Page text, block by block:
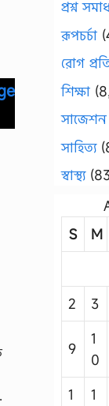
প্রশ্ন
রূপচর্চা
রোগ
শিক্ষা
সাজেশন
সাহিত্য
স্বাস্থ্য
S
M
2
3
9
1
0
1
1